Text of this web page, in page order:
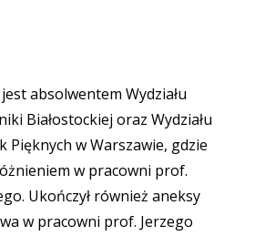
absolwentem Wydziału
Białostockiej oraz Wydziału
Pięknych w Warszawie, gdzie
w pracowni prof.
Ukończył również aneksy
w pracowni prof. Jerzego